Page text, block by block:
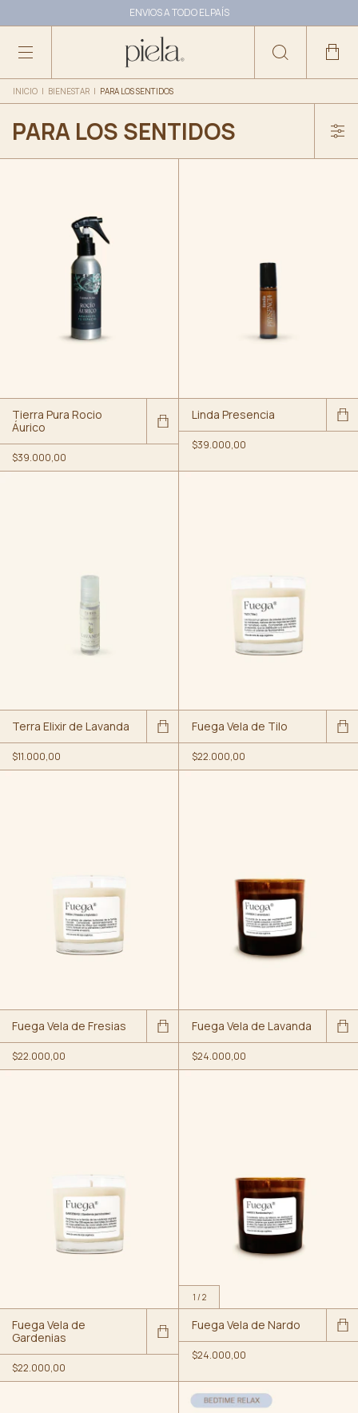
ENVIOS A TODO EL PAÍS
10% OFF ABONANDO CON TRANSFERENCIA
INICIO | BIENESTAR | PARA LOS SENTIDOS
PARA LOS SENTIDOS
Tierra Pura Rocio
Áurico
$39.000,00
Linda Presencia
$39.000,00
Terra Elixir de Lavanda
$11.000,00
Fuega Vela de Tilo
$22.000,00
Fuega Vela de Fresias
$22.000,00
Fuega Vela de Lavanda
$24.000,00
Fuega Vela de
Gardenias
$22.000,00
1 /2
Fuega Vela de Nardo
$24.000,00